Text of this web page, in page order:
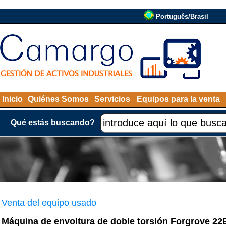
Português/Brasil
Inicio Quiénes Somos Servicios Equipos para la venta
Qué estás buscando?
Venta del equipo usado
Máquina de envoltura de doble torsión Forgrove